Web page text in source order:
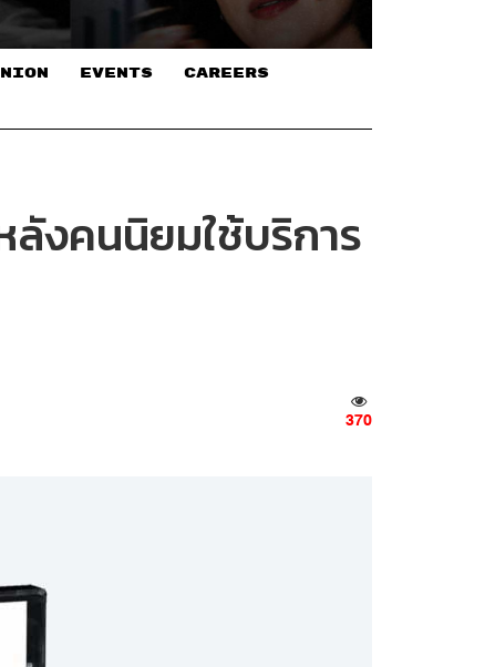
EVENTS CAREERS
ลังคนนิยมใช้บริการ
370